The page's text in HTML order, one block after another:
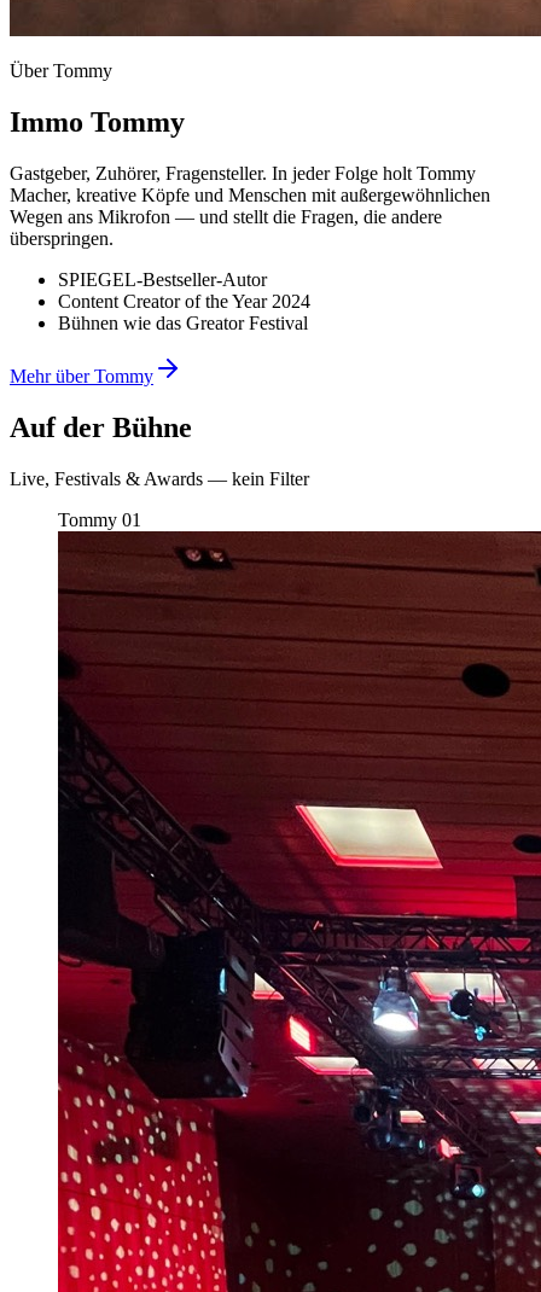
Über Tommy
Immo Tommy
Gastgeber, Zuhörer, Fragensteller. In jeder Folge holt Tommy
Macher, kreative Köpfe und Menschen mit außergewöhnlichen
Wegen ans Mikrofon — und stellt die Fragen, die andere
überspringen.
SPIEGEL-Bestseller-Autor
Content Creator of the Year 2024
Bühnen wie das Greator Festival
Mehr über Tommy
Auf der Bühne
Live, Festivals & Awards — kein Filter
Tommy 01